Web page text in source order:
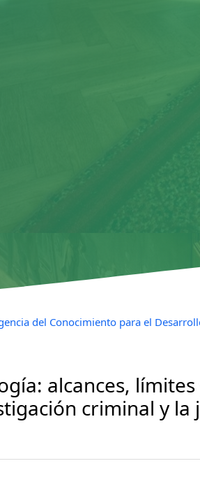
del Conocimiento para el
alcances, límites
criminal y la